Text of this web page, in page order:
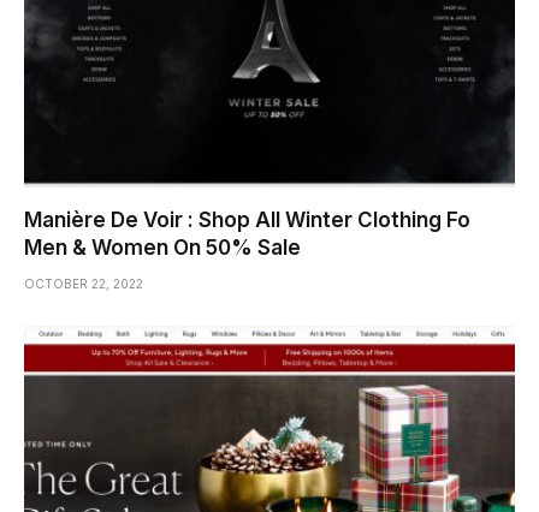
Manière De Voir : Shop All Winter Clothing Fo
Men & Women On 50% Sale
OCTOBER 22, 2022